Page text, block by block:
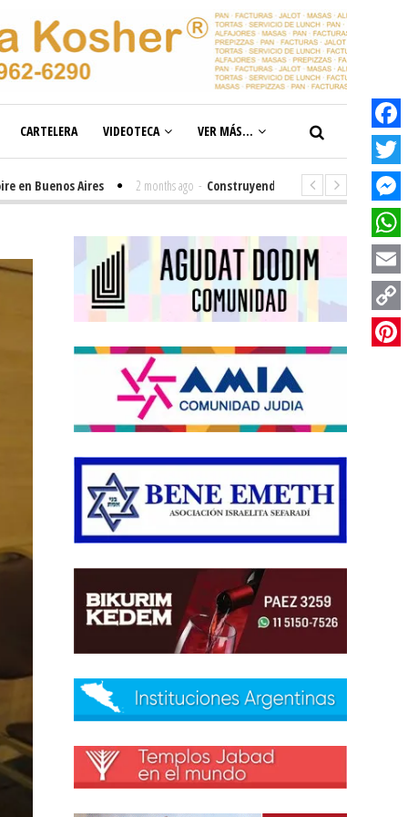
CARTELERA VIDEOTECA VER MÁS...
Aires 2 months ago - Construyendo el futuro de la inclusión en
Facebook
Twitter
Email
Copy